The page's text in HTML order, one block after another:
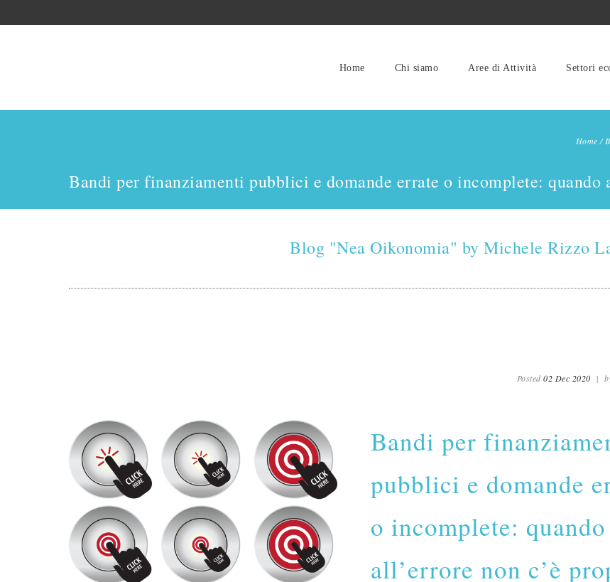
Home Chi siamo Aree di Attività Settori
Home /
Bandi per finanziamenti pubblici e domande errate o incomplete: quando
Blog "Nea Oikonomia" by Michele Rizzo
Posted02 Dec 2020 |
Bandi per
pubblici e domande
o incomplete: quando
all’errore non c’è